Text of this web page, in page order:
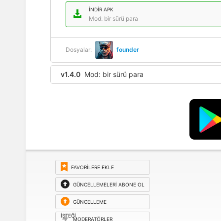
İNDIR APK
Mod: bir sürü para
Dosyalar: founder
v1.4.0 Mod: bir sürü para
FAVORILERE EKLE
GÜNCELLEMELERI ABONE OL
GÜNCELLEME
ISTEĞI
MODERATÖRLER